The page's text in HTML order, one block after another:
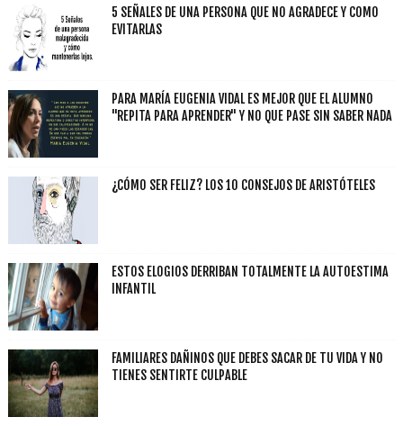
5 SEÑALES DE UNA PERSONA QUE NO AGRADECE Y COMO
EVITARLAS
PARA MARÍA EUGENIA VIDAL ES MEJOR QUE EL ALUMNO
"REPITA PARA APRENDER" Y NO QUE PASE SIN SABER NADA
¿CÓMO SER FELIZ? LOS 10 CONSEJOS DE ARISTÓTELES
ESTOS ELOGIOS DERRIBAN TOTALMENTE LA AUTOESTIMA
INFANTIL
FAMILIARES DAÑINOS QUE DEBES SACAR DE TU VIDA Y NO
TIENES SENTIRTE CULPABLE